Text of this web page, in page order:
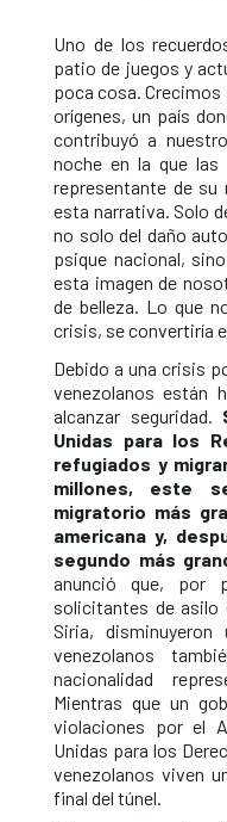
Uno de los
patio de juegos y
poca cosa.
orígenes, un país
contribuyó a
noche en la que
representante de su
esta narrativa. Solo
no solo del daño
psique nacional,
esta imagen de
de belleza. Lo que
crisis, se convertiría
Debido a una crisis
venezolanos están
alcanzar seguridad.
Unidas para los
refugiados y
millones, este
migratorio más
americana y,
segundo más
anunció que, por
solicitantes de asilo
Siria,
venezolanos
nacionalidad
Mientras que un
violaciones por el
Unidas para los
venezolanos viven
final del túnel.